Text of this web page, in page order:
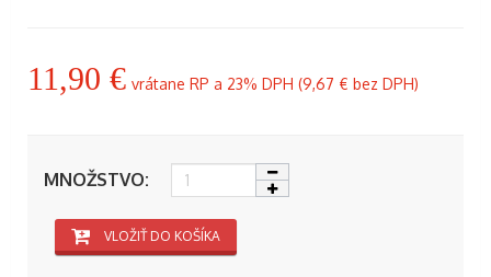
11,90 € vrátane RP a 23% DPH (9,67 € bez DPH)
MNOŽSTVO:
VLOŽIŤ DO KOŠÍKA